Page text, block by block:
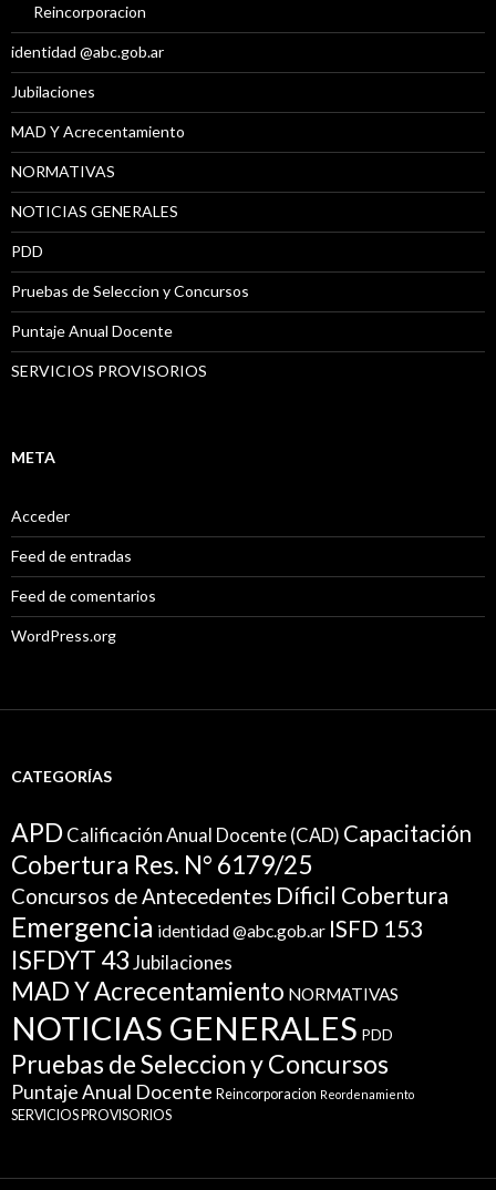
Reincorporacion
identidad @abc.gob.ar
Jubilaciones
MAD Y Acrecentamiento
NORMATIVAS
NOTICIAS GENERALES
PDD
Pruebas de Seleccion y Concursos
Puntaje Anual Docente
SERVICIOS PROVISORIOS
META
Acceder
Feed de entradas
Feed de comentarios
WordPress.org
CATEGORÍAS
APD Calificación Anual Docente (CAD) Capacitación
Cobertura Res. N° 6179/25
Concursos de Antecedentes Díficil Cobertura
Emergencia identidad @abc.gob.ar ISFD 153
ISFDYT 43 Jubilaciones
MAD Y Acrecentamiento NORMATIVAS
NOTICIAS GENERALES PDD
Pruebas de Seleccion y Concursos
Puntaje Anual Docente Reincorporacion Reordenamiento
SERVICIOS PROVISORIOS